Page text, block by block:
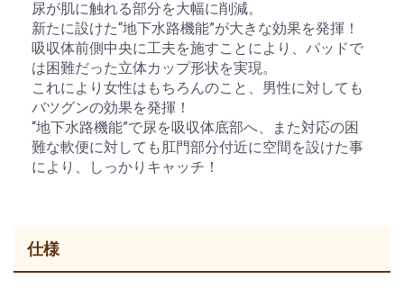
尿が肌に触れる部分を大幅に削減。
新たに設けた“地下水路機能”が大きな効果を発揮！
吸収体前側中央に工夫を施すことにより、パッドで
は困難だった立体カップ形状を実現。
これにより女性はもちろんのこと、男性に対しても
バツグンの効果を発揮！
“地下水路機能”で尿を吸収体底部へ、また対応の困
難な軟便に対しても肛門部分付近に空間を設けた事
により、しっかりキャッチ！
仕様